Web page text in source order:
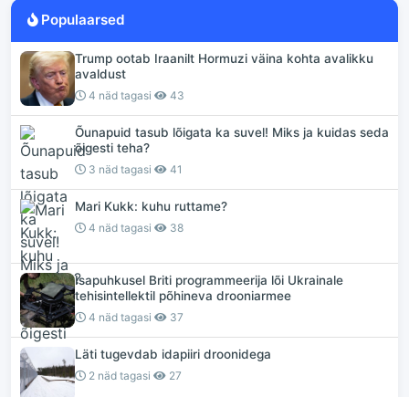
Populaarsed
Trump ootab Iraanilt Hormuzi väina kohta avalikku
avaldust
4 näd tagasi 43
Õunapuid tasub lõigata ka suvel! Miks ja kuidas seda
õigesti teha?
3 näd tagasi 41
Mari Kukk: kuhu ruttame?
4 näd tagasi 38
Isapuhkusel Briti programmeerija lõi Ukrainale
tehisintellektil põhineva drooniarmee
4 näd tagasi 37
Läti tugevdab idapiiri droonidega
2 näd tagasi 27